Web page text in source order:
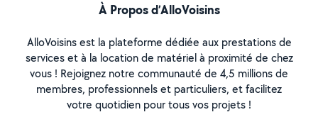
À Propos d’AlloVoisins
AlloVoisins est la plateforme dédiée aux prestations de
services et à la location de matériel à proximité de chez
vous ! Rejoignez notre communauté de 4,5 millions de
membres, professionnels et particuliers, et facilitez
votre quotidien pour tous vos projets !